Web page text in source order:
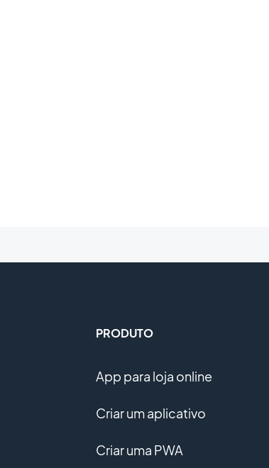
PRODUTO
App para loja online
Criar um aplicativo
Criar uma PWA